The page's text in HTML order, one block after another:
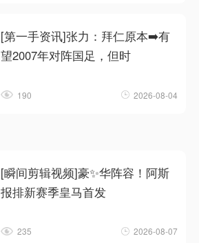
[第一手资讯]张力：拜仁原本➡️有
望2007年对阵国足，但时
190 2026-08-04
[瞬间剪辑视频]豪✨华阵容！阿斯
报排新赛季皇马首发
235 2026-08-07